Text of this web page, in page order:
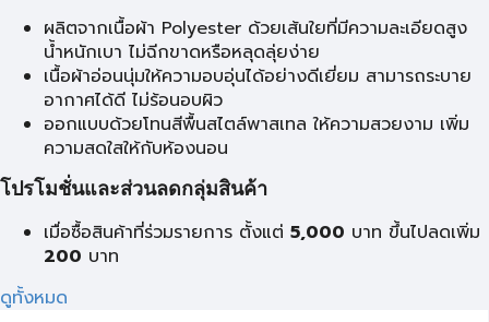
ผลิตจากเนื้อผ้า Polyester ด้วยเส้นใยที่มีความละเอียดสูง
น้ำหนักเบา ไม่ฉีกขาดหรือหลุดลุ่ยง่าย
เนื้อผ้าอ่อนนุ่มให้ความอบอุ่นได้อย่างดีเยี่ยม สามารถระบาย
อากาศได้ดี ไม่ร้อนอบผิว
ออกแบบด้วยโทนสีพื้นสไตล์พาสเทล ให้ความสวยงาม เพิ่ม
ความสดใสให้กับห้องนอน
โปรโมชั่นและส่วนลดกลุ่มสินค้า
เมื่อซื้อสินค้าที่ร่วมรายการ ตั้งแต่ 5,000 บาท ขึ้นไปลดเพิ่ม
200 บาท
ดูทั้งหมด